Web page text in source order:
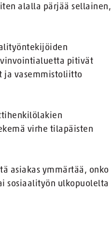
alalla pärjää sellainen,
pitivät
ja vasemmistoliitto
virhe tilapäisten
asiakas ymmärtää, onko
sosiaalityön ulkopuolelta